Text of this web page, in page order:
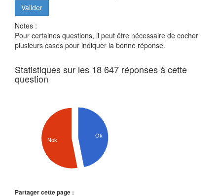
Notes :
Pour certaines questions, il peut être nécessaire de cocher
plusieurs cases pour indiquer la bonne réponse.
Statistiques sur les 18 647 réponses à cette
question
Ok
Nok
Partager cette page :